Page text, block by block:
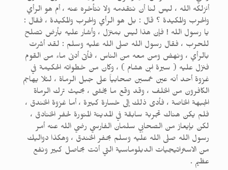
أنزلكه الله ، ليس لنا أن نتقدمه ولا نتأخره عنه ، أم هو الرأي
والحرب والمكيدة ؟ قال : بل هو الرأي والحرب والمكيدة ، فقال :
يا رسول الله ! فإن هذا ليس بمنزل ، وأشار عليه بأرض تصلح
للحرب ، فقال رسول الله صلى الله عليه وسلم : لقد أشرت
بالرأي ، ونهض ومن معه من الناس ، فأتى أدنى ماء من القوم
فنزل عليه ( سيرة ابن هشام ) ، وكان من خطواته الحكيمة في
غزوة أحد أنه عين خمسين صحابياً على جبل الرماة ، لئلا يهاجم
الكافرون من الخلف ، وقد وقع ما يخشى ، بحيث ترك الرماة
الجبهة الخاصة ، فأدى ذلك إلى خسارة كبيرة ، أما غزوة الخندق ،
فلم يكن هناك تجربة سابقة في المدينة المنورة لحفر الخنادق ،
لكن بإيعاز من الصحابي سلمان الفارسي رضي الله عنه أمر
رسول الله صلى الله عليه وسلم بحفر الخندق ، وهكذا دواليك
من الاستراتيجيات الدبلوماسية التي أتت بحاصل كبير ونفع
عظيم .